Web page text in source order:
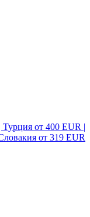
от 400 EUR |
от 319 EUR